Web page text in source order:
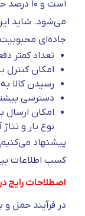
است و
می‌شود. شاید
جاده‌ای
تعداد کمتر
امکان کنترل
رسیدن کالا
دسترسی
امکان ارسال
نوع بار و تناژ
پیشنهاد
کسب اطلاعات
اصطلاحات رایج
در فرآیند حمل